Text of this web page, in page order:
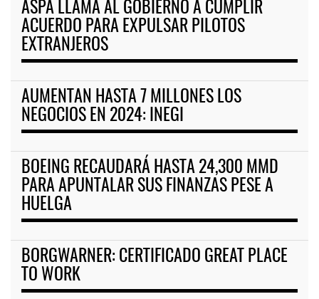
ASPA LLAMA AL GOBIERNO A CUMPLIR
ACUERDO PARA EXPULSAR PILOTOS
EXTRANJEROS
AUMENTAN HASTA 7 MILLONES LOS
NEGOCIOS EN 2024: INEGI
BOEING RECAUDARÁ HASTA 24,300 MMD
PARA APUNTALAR SUS FINANZAS PESE A
HUELGA
BORGWARNER: CERTIFICADO GREAT PLACE
TO WORK